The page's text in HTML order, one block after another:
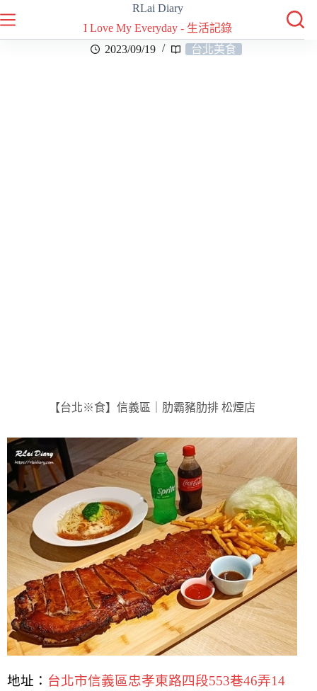
RLai Diary
I Love My Everyday - 生活記錄
2023/09/19
台北美食
【台北※食】信義區｜肋霸豬肋排 松煙店
地址： 台北市信義區忠孝東路四段553巷46弄14